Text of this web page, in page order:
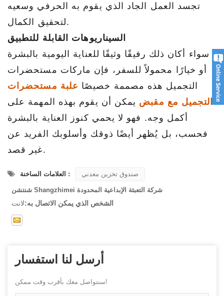
تجسد العمل الجاد الذي يقوم به الحرفي وسعيه
لتحقيق الكمال.
السيناريوهات القابلة للتطبيق
سواء أكان ذلك رفيقًا وثيقًا للعناية اليومية بالبشرة
أو خيارًا محمولاً للسفر، فإن ماركات مستحضرات
التجميل هذه مصممة خصيصًا علبة مستحضرات
التجميل مع مقبض يمكن أن يقوم بهذه المهمة على
أكمل وجه. فهو لا يحمي كنوز العناية بالبشرة
فحسب، بل يُظهر أيضًا ذوقك وأسلوبك الفريد عن
غير قصد.
العلامات الساخنة : صندوق تخزين معدني
شنتشن Shangzhimei شركة التعبئة الإبداعية المحدودة
الشخص الذي يمكن الاتصال به:لانت
أرسل لنا استفسار
سنتواصل معك بأقرب وقت ممكن!